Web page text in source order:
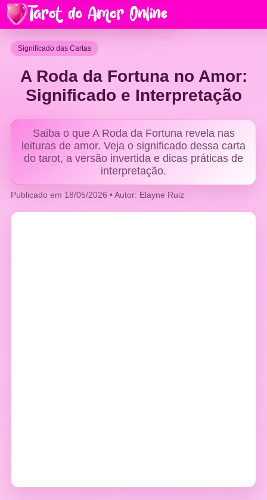
Significado das Cartas
A Roda da Fortuna no Amor:
Significado e Interpretação
Saiba o que A Roda da Fortuna revela nas
leituras de amor. Veja o significado dessa carta
do tarot, a versão invertida e dicas práticas de
interpretação.
Publicado em 18/05/2026 • Autor: Elayne Ruiz